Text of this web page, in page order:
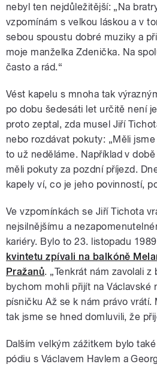
nebyl ten nejdůležitější: „Na
vzpomínám s velkou láskou a v
sebou spoustu dobré muziky a
moje manželka Zdenička. Na
často a rád.“
Vést kapelu s mnoha tak
po dobu šedesáti let určitě není
proto zeptal, zda musel Jiří
nebo rozdávat pokuty: „Měli
to už neděláme. Například v
měli pokuty za pozdní příjezd.
kapely ví, co je jeho povinností,
Ve vzpomínkách se Jiří Tichota
nejsilnějšímu a
kariéry. Bylo to 23. listopadu
kvintetu zpívali na balkóně
Pražanů. „Tenkrát nám zavolali z
bychom mohli přijít na Václavské
písničku Až se k nám právo vrátí.
tak jsme se hned domluvili, že
Dalším velkým zážitkem bylo
pódiu s Václavem Havlem a